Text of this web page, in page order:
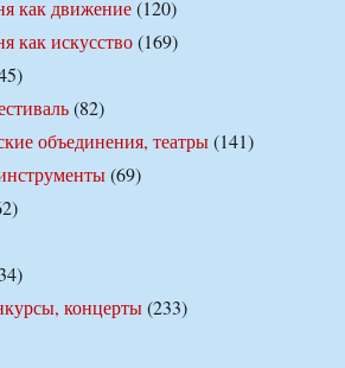
как движение(120)
как искусство(169)
(82)
объединения, театры(141)
(69)
концерты(233)